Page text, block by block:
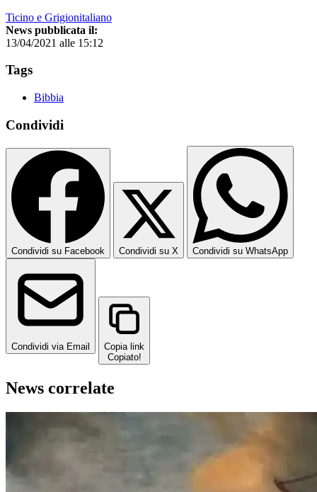
Ticino e Grigionitaliano
News pubblicata il:
13/04/2021 alle 15:12
Tags
Bibbia
Condividi
Condividi su Facebook Condividi su X Condividi su WhatsApp
Condividi via Email
Copia link
Copiato!
News correlate